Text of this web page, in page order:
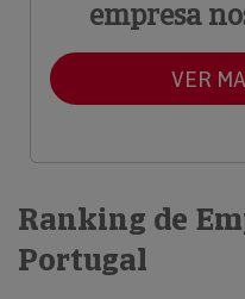
empresa
VER
Ranking de
Portugal